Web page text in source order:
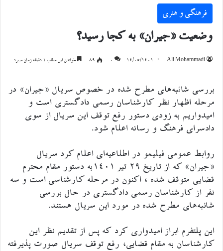
فرهنگی و هنری
وضعیت «جیران» به کجا رسید؟
Ali Mohammadi ۱۴/۰۵/۱۴۰۱ ۰ 89 خواندن این مطلب 1 دقیقه زمان میبرد
بررسی شائبه‌های مطرح شده در خصوص سریال «جیران» در
مرحله اظهار نظر کارشناسان رسمی دادگستری است و
امیدواریم به زودی دستور رفع توقف این سریال از سوی
دادسرای فرهنگ و رسانه اعلام شود.
روابط عمومی فیلیمو در اطلاعیه‌ای اعلام کرد سریال
«جیران» که از تاریخ ۲۹ تیر ۱۴۰۱به دستور مقام محترم
قضایی متوقف شده ، اکنون در مرحله کارشناسی است و سه
نفر از کارشناسان رسمی دادگستری در حال بررسی
شائبه‌های مطرح شده در مورد این سریال هستند.
این پلتفرم ابراز امیدواری کرد که پس از تقدیم نظر این
کارشناسان به مقام قضایی، رفع توقف سریال صورت پذیرفته